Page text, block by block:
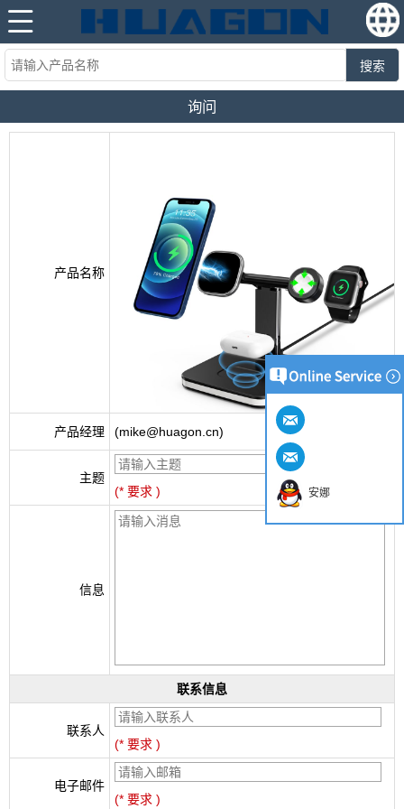
搜索
询问
产品名称
产品经理 (mike@huagon.cn)
主题
(* 要求 )
信息
联系信息
联系人
(* 要求 )
电子邮件
(* 要求 )
安娜